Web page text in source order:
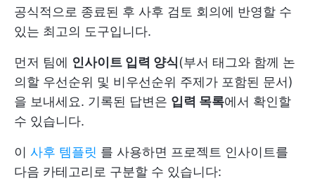
공식적으로 종료된 후 사후 검토 회의에 반영할 수
있는 최고의 도구입니다.
먼저 팀에 인사이트 입력 양식(부서 태그와 함께 논
의할 우선순위 및 비우선순위 주제가 포함된 문서)
을 보내세요. 기록된 답변은 입력 목록에서 확인할
수 있습니다.
이 사후 템플릿 를 사용하면 프로젝트 인사이트를
다음 카테고리로 구분할 수 있습니다: